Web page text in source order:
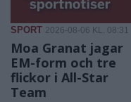
SPORT 2026-08-06 KL. 08:31
Moa Granat jagar
EM-form och tre
flickor i All-Star
Team